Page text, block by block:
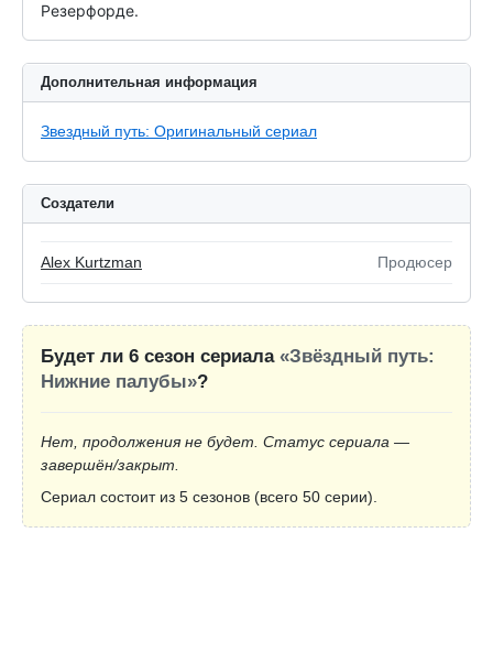
Резерфорде.
Дополнительная информация
Звездный путь: Оригинальный сериал
Создатели
Alex Kurtzman Продюсер
Будет ли 6 сезон сериала «Звёздный путь:
Нижние палубы»?
Нет, продолжения не будет. Статус сериала —
завершён/закрыт.
Сериал состоит из 5 сезонов (всего 50 серии).